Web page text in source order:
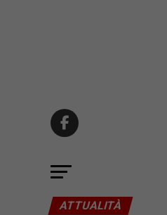
ATTUALITÀ